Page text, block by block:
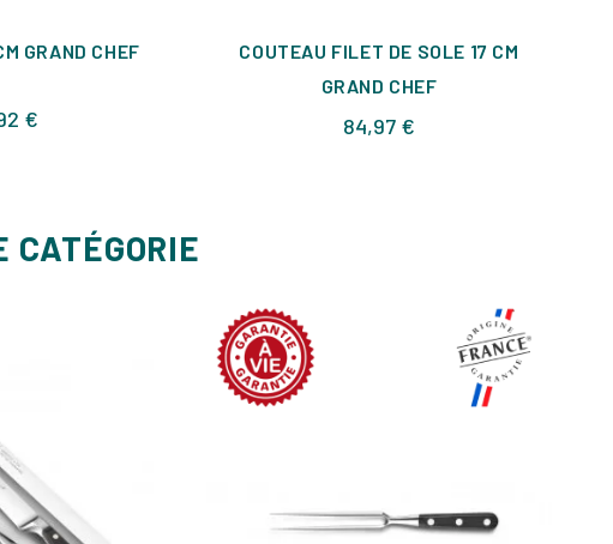
GRAND CHEF
€Prix
COUTEAU FILET DE SOLE 17 CM
GRAND CHEF
84,97 €
CATÉGORIE